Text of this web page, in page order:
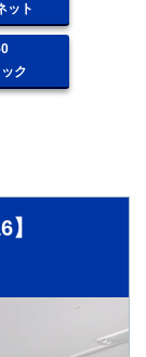
ット
ク